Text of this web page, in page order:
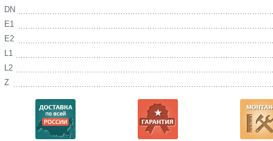
DN
E1
E2
L1
L2
Z